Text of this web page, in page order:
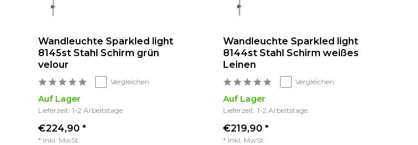
Wandleuchte Sparkled light
8145st Stahl Schirm grün
velour
Vergleichen
Auf Lager
Lieferzeit: 1-2 Arbeitstage
€224,90 *
* Inkl. MwSt.
Wandleuchte Sparkled light
8144st Stahl Schirm weißes
Leinen
Vergleichen
Auf Lager
Lieferzeit: 1-2 Arbeitstage
€219,90 *
* Inkl. MwSt.